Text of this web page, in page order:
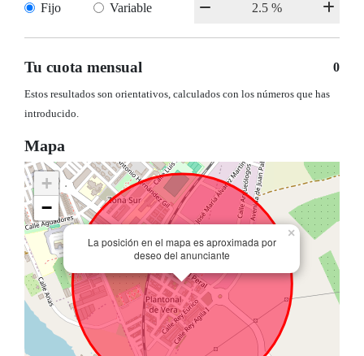
Fijo Variable
Tu cuota mensual 0
Estos resultados son orientativos, calculados con los números que has
introducido.
Mapa
La posición en el mapa es aproximada por
deseo del anunciante
×
+
−